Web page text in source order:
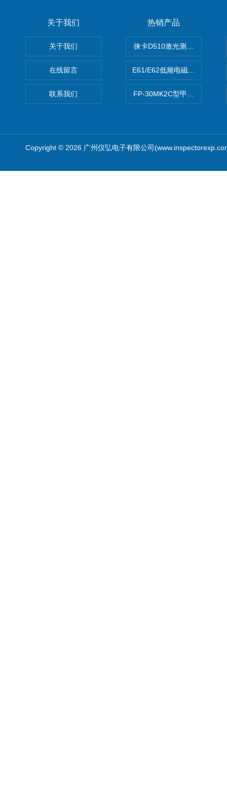
关于我们
关于我们
在线留言
联系我们
热销产品
徕卡D510激光测距仪
E61/E62低频电磁场强度分析
FP-30MK2C型甲醛检测仪
Copyright © 2026 广州仪弘电子有限公司